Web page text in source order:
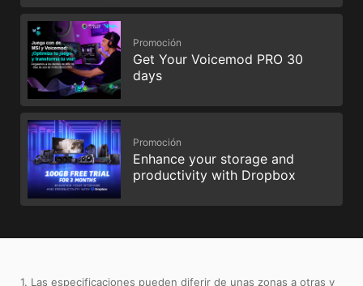
Promoción
Get Your Voicemod PRO 30
days
Promoción
Enhance your storage and
productivity with Dropbox
1. Las especificaciones pueden diferir de unas zonas a otras y